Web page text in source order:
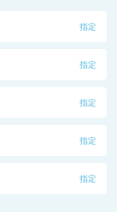
指定
指定
指定
指定
指定